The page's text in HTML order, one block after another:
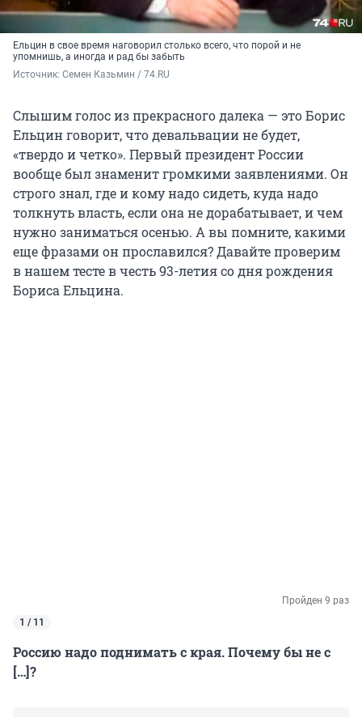
Ельцин в свое время наговорил столько всего, что порой и не
упомнишь, а иногда и рад бы забыть
Источник: Семен Казьмин / 74.RU
Слышим голос из прекрасного далека — это Борис
Ельцин говорит, что девальвации не будет,
«твердо и четко». Первый президент России
вообще был знаменит громкими заявлениями. Он
строго знал, где и кому надо сидеть, куда надо
толкнуть власть, если она не дорабатывает, и чем
нужно заниматься осенью. А вы помните, какими
еще фразами он прославился? Давайте проверим
в нашем тесте в честь 93-летия со дня рождения
Бориса Ельцина.
Пройден 9 раз
1 / 11
Россию надо поднимать с края. Почему бы не с
[…]?